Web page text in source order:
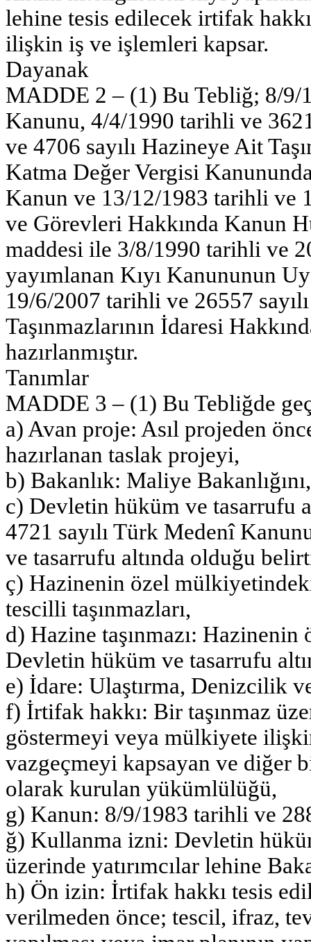
lehine tesis edilecek irtifak
ilişkin iş ve işlemleri kapsar.
Dayanak
MADDE 2 – (1) Bu Tebliğ; 8/9/
Kanunu, 4/4/1990 tarihli ve
ve 4706 sayılı Hazineye Ait
Katma Değer Vergisi
Kanun ve 13/12/1983 tarihli ve
ve Görevleri Hakkında Kanun
maddesi ile 3/8/1990 tarihli ve
yayımlanan Kıyı Kanununun
19/6/2007 tarihli ve 26557
Taşınmazlarının İdaresi
hazırlanmıştır.
Tanımlar
MADDE 3 – (1) Bu Tebliğde
a) Avan proje: Asıl projeden
hazırlanan taslak projeyi,
b) Bakanlık: Maliye Bakanlığını,
c) Devletin hüküm ve tasarrufu
4721 sayılı Türk Medenî
ve tasarrufu altında olduğu
ç) Hazinenin özel
tescilli taşınmazları,
d) Hazine taşınmazı:
Devletin hüküm ve tasarrufu
e) İdare: Ulaştırma, Denizcilik
f) İrtifak hakkı: Bir taşınmaz
göstermeyi veya mülkiyete
vazgeçmeyi kapsayan ve diğer
olarak kurulan yükümlülüğü,
g) Kanun: 8/9/1983 tarihli ve
ğ) Kullanma izni: Devletin
üzerinde yatırımcılar lehine
h) Ön izin: İrtifak hakkı tesis
verilmeden önce; tescil, ifraz,